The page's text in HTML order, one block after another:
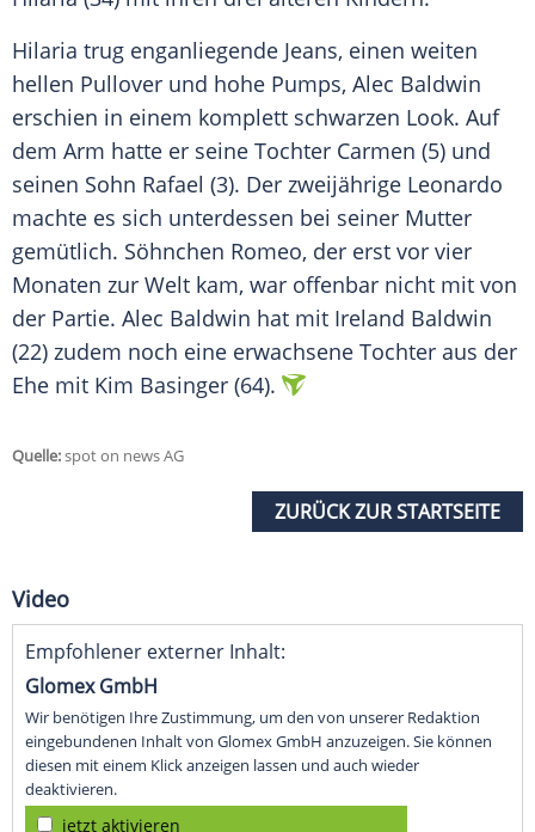
Hilaria trug enganliegende Jeans, einen weiten
hellen Pullover und hohe Pumps, Alec Baldwin
erschien in einem komplett schwarzen Look. Auf
dem Arm hatte er seine Tochter Carmen (5) und
seinen Sohn Rafael (3). Der zweijährige Leonardo
machte es sich unterdessen bei seiner Mutter
gemütlich. Söhnchen Romeo, der erst vor vier
Monaten zur Welt kam, war offenbar nicht mit von
der Partie. Alec Baldwin hat mit Ireland Baldwin
(22) zudem noch eine erwachsene Tochter aus der
Ehe mit Kim Basinger (64).
Quelle:spot on news AG
ZURÜCK ZUR STARTSEITE
Video
Empfohlener externer Inhalt:
Glomex GmbH
Wir benötigen Ihre Zustimmung, um den von unserer Redaktion
eingebundenen Inhalt von Glomex GmbH anzuzeigen. Sie können
diesen mit einem Klick anzeigen lassen und auch wieder
deaktivieren.
jetzt aktivieren